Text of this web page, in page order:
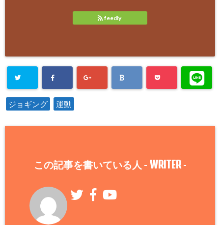
feedly
ジョギング 運動
この記事を書いている人 - WRITER-